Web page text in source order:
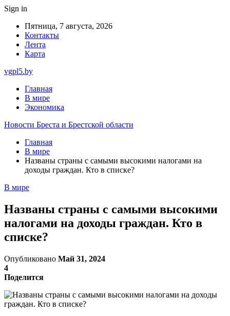
Sign in
Пятница, 7 августа, 2026
Контакты
Лента
Карта
vgpl5.by
Главная
В мире
Экономика
Новости Бреста и Брестской области
Главная
В мире
Названы страны с самыми высокими налогами на
доходы граждан. Кто в списке?
В мире
Названы страны с самыми высокими
налогами на доходы граждан. Кто в
списке?
Опубликовано Май 31, 2024
4
Поделится